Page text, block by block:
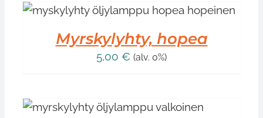
Myrskylyhty, hopea
5,00 € (alv. 0%)